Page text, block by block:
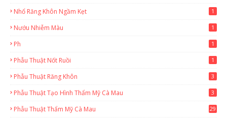
Nhổ Răng Khôn Ngầm Kẹt 1
Nướu Nhiễm Màu 1
Ph 1
Phẫu Thuật Nốt Ruồi 1
Phẫu Thuật Răng Khôn 3
Phẫu Thuật Tạo Hình Thẩm Mỹ Cà Mau 3
Phẫu Thuật Thẩm Mỹ Cà Mau
29